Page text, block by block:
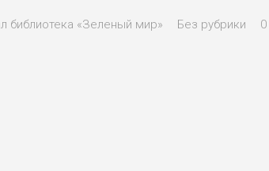
библиотека «Зеленый мир» Без рубрики 0